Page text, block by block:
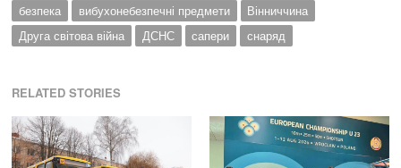
безпека вибухонебезпечні предмети
Вінниччина
Друга світова війна
ДСНС сапери снаряд
RELATED STORIES